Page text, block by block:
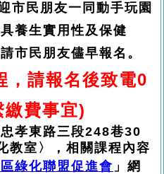
市民朋友一同動手玩園
養生實用性及保健
市民朋友儘早報名。
，請報名後致電0
費事宜)
東路三段248巷30
教室〉，相關課程內容
綠化聯盟促進會 」網